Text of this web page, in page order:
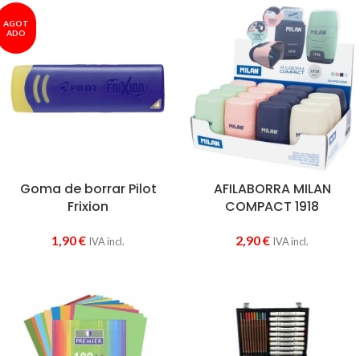
AGOT
ADO
Goma de borrar Pilot
Frixion
1,90€ IVA incl.
AFILABORRA MILAN
COMPACT 1918
2,90€ IVA incl.